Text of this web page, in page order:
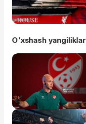
O'xshash yangiliklar